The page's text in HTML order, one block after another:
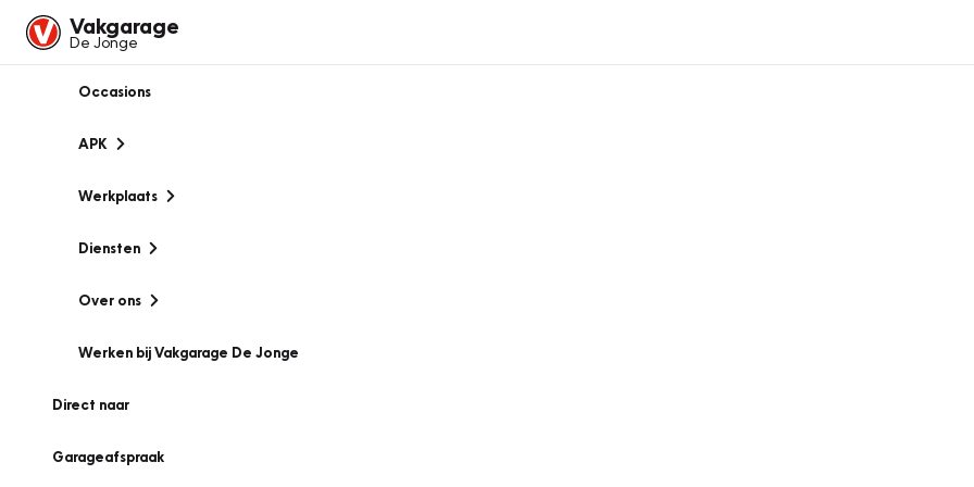
Vakgarage
De Jonge
Occasions
APK
Werkplaats
Diensten
Over ons
Werken bij Vakgarage De Jonge
Direct naar
Garageafspraak